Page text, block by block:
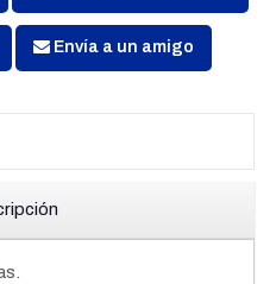
Envía a un amigo